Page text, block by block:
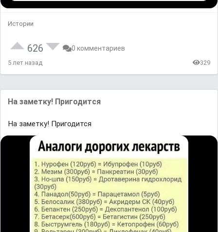
Истории
626 0 комментариев
5 лет назад 329
На заметку! Пригодится
На заметку! Пригодится